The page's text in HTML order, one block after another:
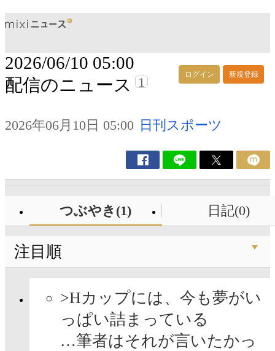
ログイン 新規登録
2026/06/10 05:00
配信のニュース
1
2026年06月10日 05:00 日刊スポーツ
つぶやき(1) 日記(0)
注目順
>Hカップには、今も夢がい
っぱい詰まっている
…筆者はそれが言いたかっ